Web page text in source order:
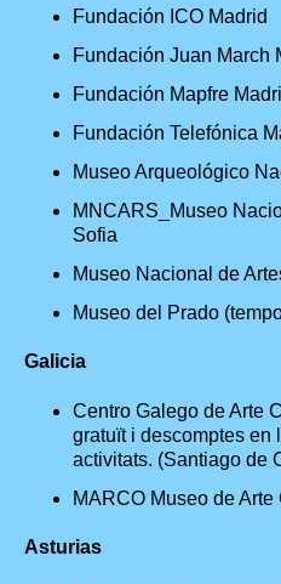
Fundación ICO Madrid
Fundación Juan March
Fundación Mapfre
Fundación Telefónica
Museo Arqueológico
MNCARS_Museo
Sofia
Museo Nacional de
Museo del Prado
Galicia
Centro Galego de Arte
gratuït i descomptes en
activitats. (Santiago de
MARCO Museo de
Asturias